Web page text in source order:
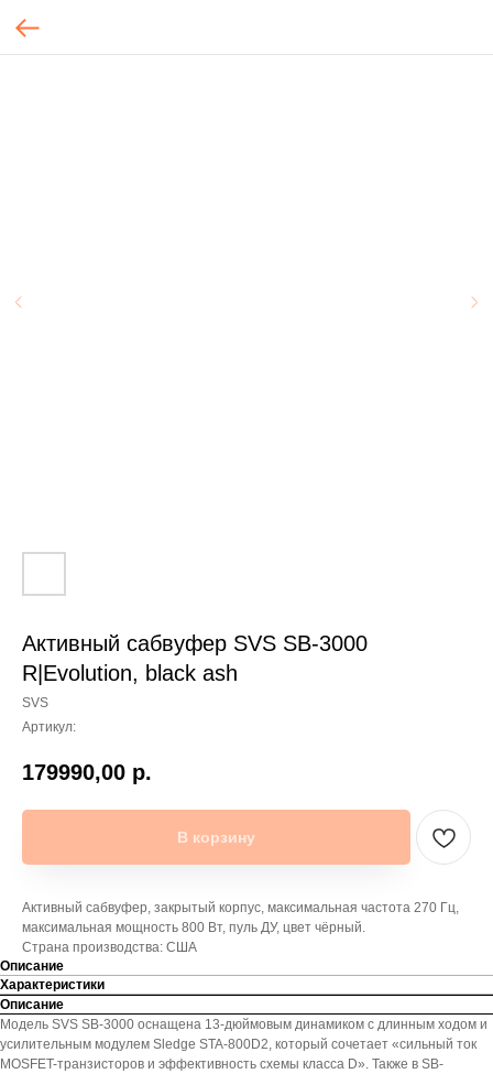
Активный сабвуфер SVS SB-3000
R|Evolution, black ash
SVS
Артикул:
179990,00 р.
В корзину
Активный сабвуфер, закрытый корпус, максимальная частота 270 Гц,
максимальная мощность 800 Вт, пуль ДУ, цвет чёрный.
Страна производства: США
Описание
Характеристики
Описание
Модель SVS SB-3000 оснащена 13-дюймовым динамиком с длинным ходом и
усилительным модулем Sledge STA-800D2, который сочетает «сильный ток
MOSFET-транзисторов и эффективность схемы класса D». Также в SB-